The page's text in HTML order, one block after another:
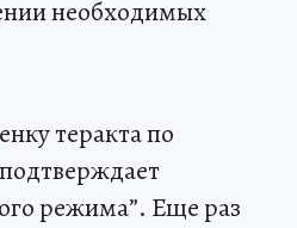
необходимых
теракта по
режима”. Еще раз